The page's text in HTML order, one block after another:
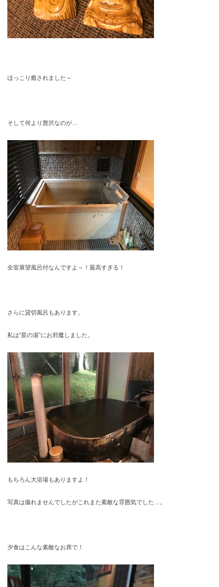
ほっこり癒されました～
そして何より贅沢なのが…
全室展望風呂付なんですよ～！最高すぎる！
さらに貸切風呂もあります。
私は”星の湯”にお邪魔しました。
もちろん大浴場もありますよ！
写真は撮れませんでしたがこれまた素敵な雰囲気でした…。
夕食はこんな素敵なお席で！